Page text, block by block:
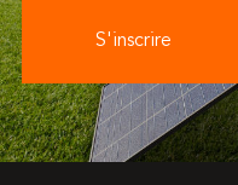
S'inscrire